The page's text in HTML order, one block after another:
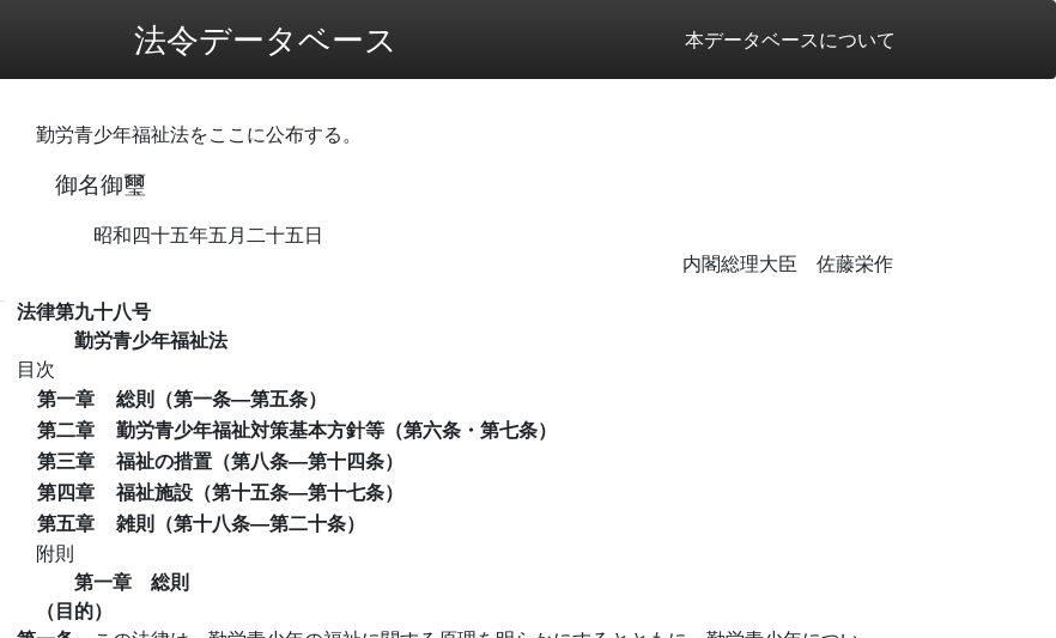
法令データベース 本データベースについて
勤労青少年福祉法をここに公布する。
御名御璽
昭和四十五年五月二十五日
内閣総理大臣 佐藤栄作
法律第九十八号
勤労青少年福祉法
目次
第一章
総則（第一条―第五条）
第二章
勤労青少年福祉対策基本方針等（第六条・第七条）
第三章
福祉の措置（第八条―第十四条）
第四章
福祉施設（第十五条―第十七条）
第五章
雑則（第十八条―第二十条）
附則
第一章 総則
（目的）